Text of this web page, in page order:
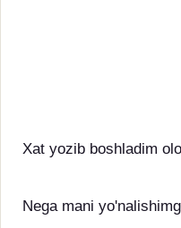
Xat yozib boshladim
Nega mani